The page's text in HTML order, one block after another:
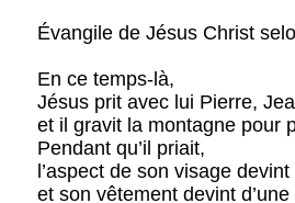
Évangile de Jésus Christ
En ce temps-là,
Jésus prit avec lui Pierre,
et il gravit la montagne pour
Pendant qu’il priait,
l’aspect de son visage
et son vêtement devint